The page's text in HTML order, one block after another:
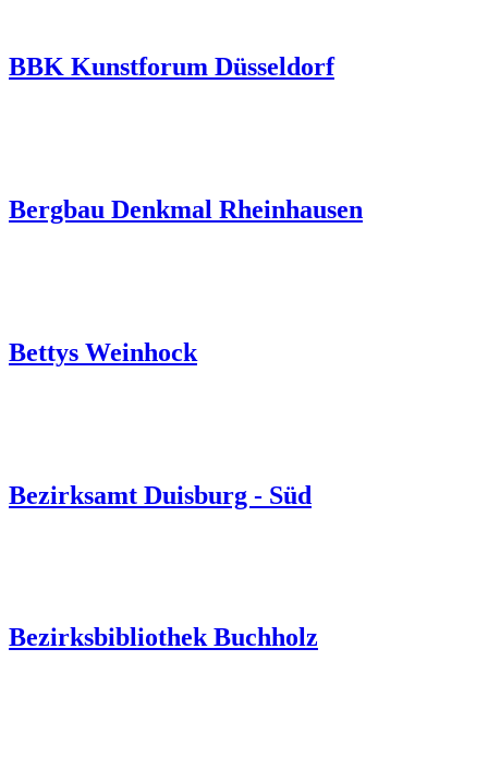
BBK Kunstforum Düsseldorf
Bergbau Denkmal Rheinhausen
Bettys Weinhock
Bezirksamt Duisburg - Süd
Bezirksbibliothek Buchholz